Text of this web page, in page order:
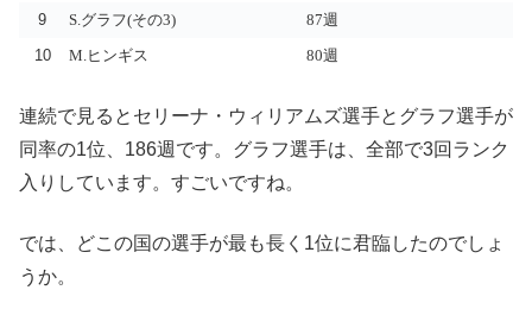
9 S.グラフ(その3) 87週
10 M.ヒンギス 80週
連続で見るとセリーナ・ウィリアムズ選手とグラフ選手が
同率の1位、186週です。グラフ選手は、全部で3回ランク
入りしています。すごいですね。
では、どこの国の選手が最も長く1位に君臨したのでしょ
うか。